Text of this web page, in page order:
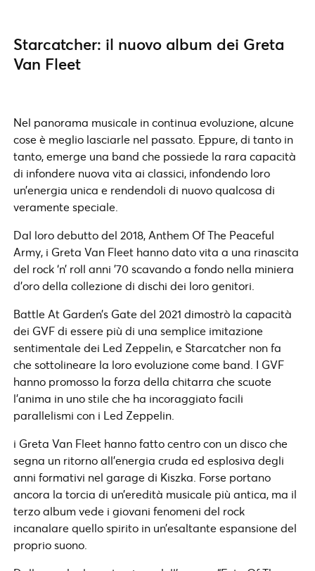
Starcatcher: il nuovo album dei Greta
Van Fleet
Nel panorama musicale in continua evoluzione, alcune
cose è meglio lasciarle nel passato. Eppure, di tanto in
tanto, emerge una band che possiede la rara capacità
di infondere nuova vita ai classici, infondendo loro
un’energia unica e rendendoli di nuovo qualcosa di
veramente speciale.
Dal loro debutto del 2018, Anthem Of The Peaceful
Army, i Greta Van Fleet hanno dato vita a una rinascita
del rock ‘n’ roll anni ’70 scavando a fondo nella miniera
d’oro della collezione di dischi dei loro genitori.
Battle At Garden’s Gate del 2021 dimostrò la capacità
dei GVF di essere più di una semplice imitazione
sentimentale dei Led Zeppelin, e Starcatcher non fa
che sottolineare la loro evoluzione come band. I GVF
hanno promosso la forza della chitarra che scuote
l’anima in uno stile che ha incoraggiato facili
parallelismi con i Led Zeppelin.
i Greta Van Fleet hanno fatto centro con un disco che
segna un ritorno all’energia cruda ed esplosiva degli
anni formativi nel garage di Kiszka. Forse portano
ancora la torcia di un’eredità musicale più antica, ma il
terzo album vede i giovani fenomeni del rock
incanalare quello spirito in un’esaltante espansione del
proprio suono.